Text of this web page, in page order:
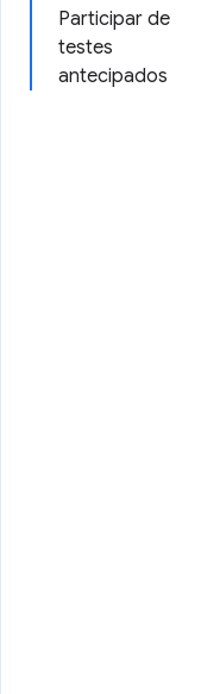
Participar de
testes
antecipados